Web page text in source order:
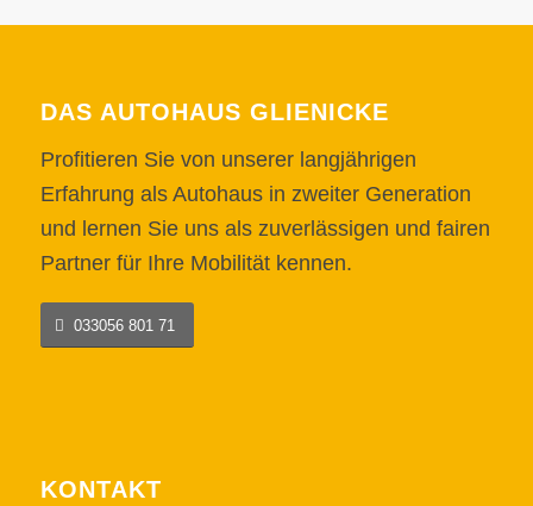
DAS AUTOHAUS GLIENICKE
Profitieren Sie von unserer langjährigen
Erfahrung als Autohaus in zweiter Generation
und lernen Sie uns als zuverlässigen und fairen
Partner für Ihre Mobilität kennen.
033056 801 71
KONTAKT